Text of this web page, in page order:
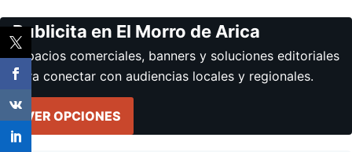
Publicita en El Morro de Arica
Espacios comerciales, banners y soluciones editoriales
para conectar con audiencias locales y regionales.
VER OPCIONES